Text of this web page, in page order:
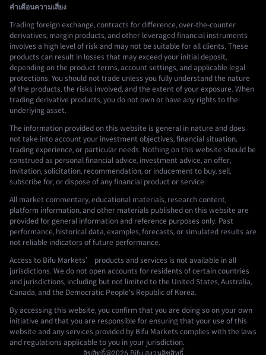
คำเตือนความเสี่ยง
Trading foreign exchange, contracts for difference, over-the-counter
derivatives, margin products, and other leveraged financial instruments
involves a high level of risk and may not be suitable for all clients. These
products can result in losses that may exceed your initial deposit,
depending on the product terms, account settings, and applicable legal
protections. You should not trade unless you fully understand the nature
of the products, the risks involved, and the extent of your exposure. When
trading derivative products, you do not own or have any rights to the
underlying asset.
The information provided on this website is general in nature and does
not take into account your investment objectives, financial situation,
trading experience, or particular needs. Nothing on this website should be
construed as personal financial advice, investment advice, an offer,
invitation, solicitation, recommendation, or inducement to buy, sell,
subscribe for, or dispose of any financial product or service.
All market commentary, educational materials, research content,
platform information, and other materials published on this website are
provided for general information and reference purposes only. Past
performance, historical data, examples, forecasts, or simulated results are
not reliable indicators of future performance.
Access to Bifu Markets’ products and services is not available in all
jurisdictions. We do not open accounts for residents of certain countries
and jurisdictions, including but not limited to the United States, Australia,
Canada, and the Democratic People's Republic of Korea.
By accessing this website, you confirm that you are doing so on your own
initiative and that you are responsible for ensuring that your use of this
website and any services provided by Bifu Markets complies with the laws
and regulations applicable to you in your jurisdiction.